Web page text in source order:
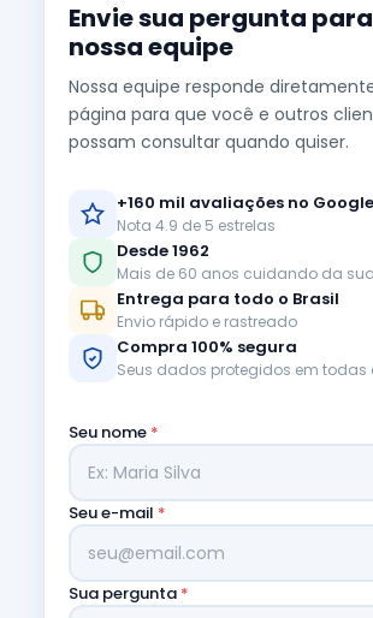
Envie sua pergunta
nossa equipe
Nossa equipe responde
página para que você e outros
possam consultar quando quiser.
+160 mil avaliações no Google
Nota 4.9 de 5 estrelas
Desde 1962
Mais de 60 anos cuidando da
Entrega para todo o Brasil
Envio rápido e rastreado
Compra 100% segura
Seus dados protegidos em todas
Seu nome *
Seu e-mail *
Sua pergunta *